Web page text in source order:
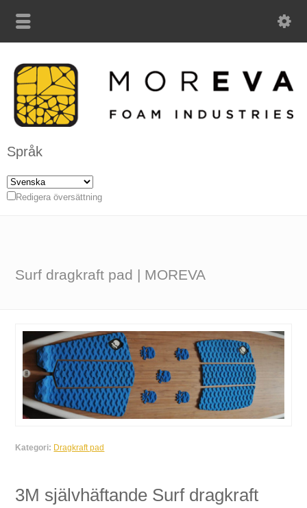
Språk
Redigera översättning
Surf dragkraft pad | MOREVA
Kategori: Dragkraft pad
3M självhäftande Surf dragkraft